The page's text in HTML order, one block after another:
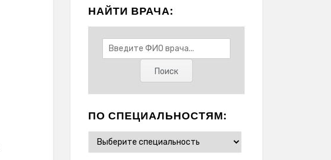
НАЙТИ ВРАЧА:
ПО СПЕЦИАЛЬНОСТЯМ: